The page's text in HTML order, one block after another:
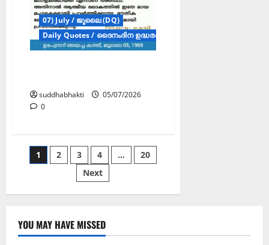
07) July / ജൂലൈ (DQ)
Daily Quotes / ദൈനംദിന ഉദ്ധരണികൾ
suddhabhakti
05/07/2026
0
1 2 3 4 …
20
Next
YOU MAY HAVE MISSED